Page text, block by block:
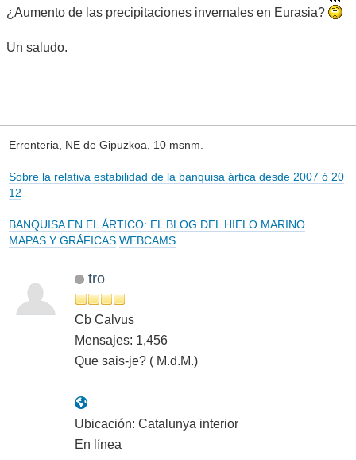
¿Aumento de las precipitaciones invernales en Eurasia?
Un saludo.
Errenteria, NE de Gipuzkoa, 10 msnm.
Sobre la relativa estabilidad de la banquisa ártica desde 2007 ó 20
12
BANQUISA EN EL ÁRTICO: EL BLOG DEL HIELO MARINO
MAPAS Y GRÁFICAS WEBCAMS
tro
Cb Calvus
Mensajes: 1,456
Que sais-je? ( M.d.M.)
Ubicación: Catalunya interior
En línea